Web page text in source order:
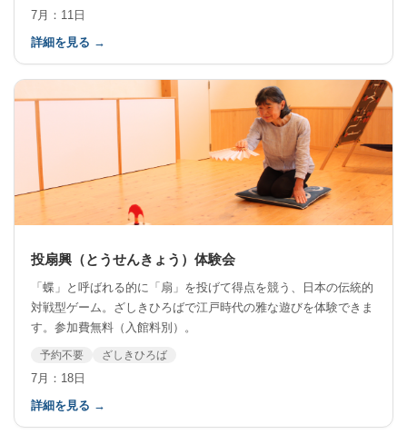
7月：11日
詳細を見る →
投扇興（とうせんきょう）体験会
「蝶」と呼ばれる的に「扇」を投げて得点を競う、日本の伝統的
対戦型ゲーム。ざしきひろばで江戸時代の雅な遊びを体験できま
す。参加費無料（入館料別）。
予約不要 ざしきひろば
7月：18日
詳細を見る →